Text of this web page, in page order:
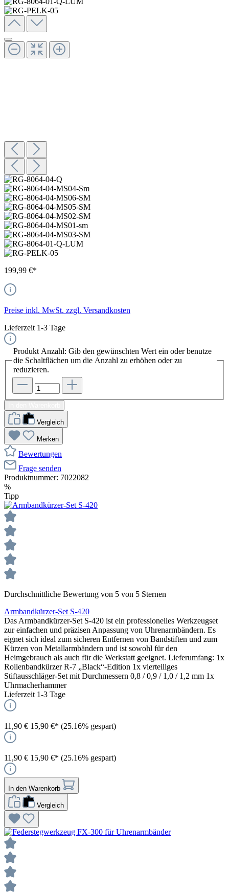
199,99 €*
Preise inkl. MwSt. zzgl. Versandkosten
Lieferzeit 1-3 Tage
Produkt Anzahl: Gib den gewünschten Wert ein oder benutze
die Schaltflächen um die Anzahl zu erhöhen oder zu
reduzieren.
Vergleich
Merken
Bewertungen
Frage senden
Produktnummer: 7022082
%
Tipp
Durchschnittliche Bewertung von 5 von 5 Sternen
Armbandkürzer-Set S-420
Das Armbandkürzer-Set S-420 ist ein professionelles Werkzeugset
zur einfachen und präzisen Anpassung von Uhrenarmbändern. Es
eignet sich ideal zum sicheren Entfernen von Bandstiften und zum
Kürzen von Metallarmbändern und ist sowohl für den
Heimgebrauch als auch für die Werkstatt geeignet. Lieferumfang: 1x
Rollenbandkürzer R-7 „Black“-Edition 1x vierteiliges
Stiftausschläger-Set mit Durchmessern 0,8 / 0,9 / 1,0 / 1,2 mm 1x
Uhrmacherhammer
Lieferzeit 1-3 Tage
11,90 € 15,90 €* (25.16% gespart)
11,90 € 15,90 €* (25.16% gespart)
In den Warenkorb
Vergleich